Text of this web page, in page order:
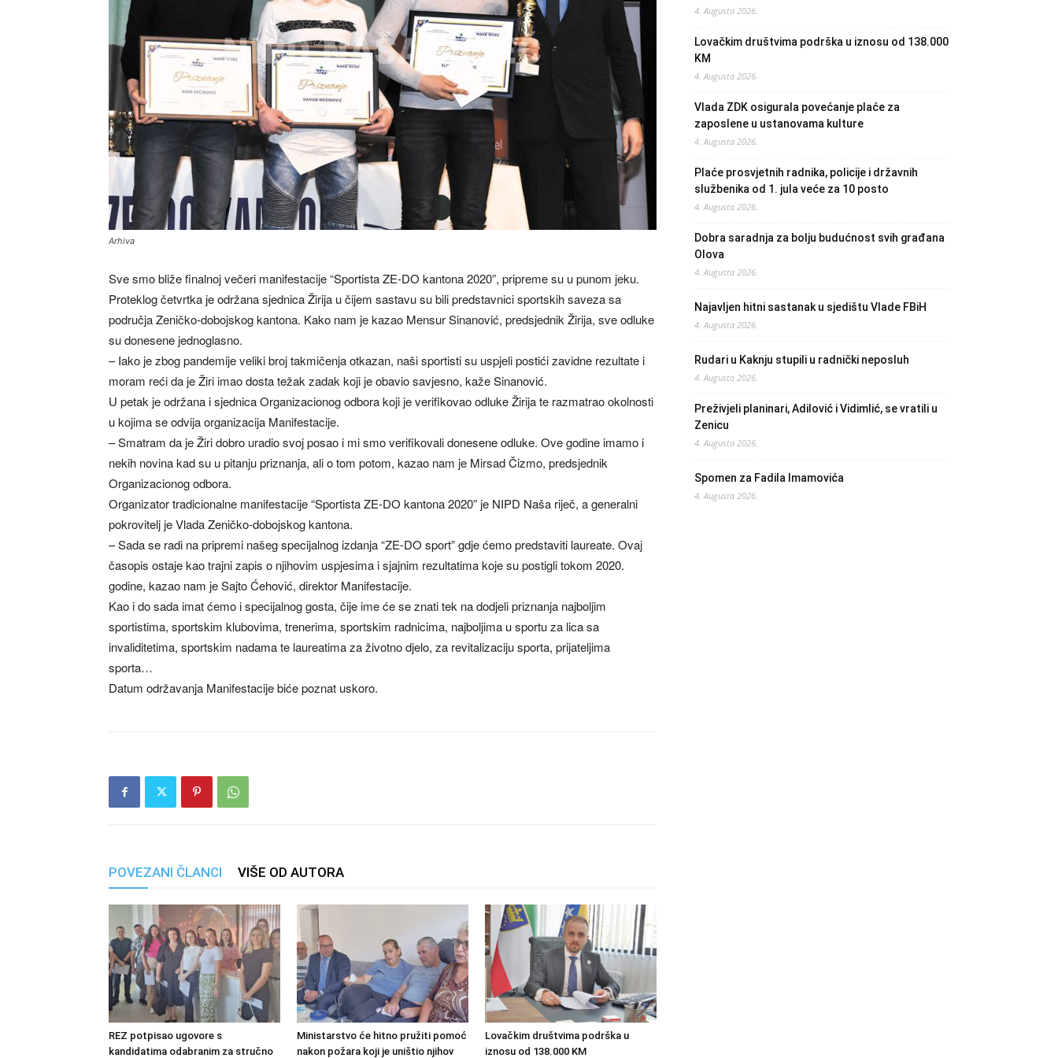
Arhiva
Sve smo bliže finalnoj večeri manifestacije “Sportista ZE-DO kantona 2020”, pripreme su u punom jeku.
Proteklog četvrtka je održana sjednica Žirija u čijem sastavu su bili predstavnici sportskih saveza sa
područja Zeničko-dobojskog kantona. Kako nam je kazao Mensur Sinanović, predsjednik Žirija, sve odluke
su donesene jednoglasno.
– Iako je zbog pandemije veliki broj takmičenja otkazan, naši sportisti su uspjeli postići zavidne rezultate i
moram reći da je Žiri imao dosta težak zadak koji je obavio savjesno, kaže Sinanović.
U petak je održana i sjednica Organizacionog odbora koji je verifikovao odluke Žirija te razmatrao okolnosti
u kojima se odvija organizacija Manifestacije.
– Smatram da je Žiri dobro uradio svoj posao i mi smo verifikovali donesene odluke. Ove godine imamo i
nekih novina kad su u pitanju priznanja, ali o tom potom, kazao nam je Mirsad Čizmo, predsjednik
Organizacionog odbora.
Organizator tradicionalne manifestacije “Sportista ZE-DO kantona 2020” je NIPD Naša riječ, a generalni
pokrovitelj je Vlada Zeničko-dobojskog kantona.
– Sada se radi na pripremi našeg specijalnog izdanja “ZE-DO sport” gdje ćemo predstaviti laureate. Ovaj
časopis ostaje kao trajni zapis o njihovim uspjesima i sjajnim rezultatima koje su postigli tokom 2020.
godine, kazao nam je Sajto Ćehović, direktor Manifestacije.
Kao i do sada imat ćemo i specijalnog gosta, čije ime će se znati tek na dodjeli priznanja najboljim
sportistima, sportskim klubovima, trenerima, sportskim radnicima, najboljima u sportu za lica sa
invaliditetima, sportskim nadama te laureatima za životno djelo, za revitalizaciju sporta, prijateljima
sporta…
Datum održavanja Manifestacije biće poznat uskoro.
POVEZANI ČLANCI VIŠE OD AUTORA
REZ potpisao ugovore s
kandidatima odabranim za stručno
Ministarstvo će hitno pružiti pomoć
nakon požara koji je uništio njihov
Lovačkim društvima podrška u
iznosu od 138.000 KM
4. Augusta 2026.
Lovačkim društvima podrška u iznosu od 138.000
KM
4. Augusta 2026.
Vlada ZDK osigurala povećanje plaće za
zaposlene u ustanovama kulture
4. Augusta 2026.
Plaće prosvjetnih radnika, policije i državnih
službenika od 1. jula veće za 10 posto
4. Augusta 2026.
Dobra saradnja za bolju budućnost svih građana
Olova
4. Augusta 2026.
Najavljen hitni sastanak u sjedištu Vlade FBiH
4. Augusta 2026.
Rudari u Kaknju stupili u radnički neposluh
4. Augusta 2026.
Preživjeli planinari, Adilović i Vidimlić, se vratili u
Zenicu
4. Augusta 2026.
Spomen za Fadila Imamovića
4. Augusta 2026.